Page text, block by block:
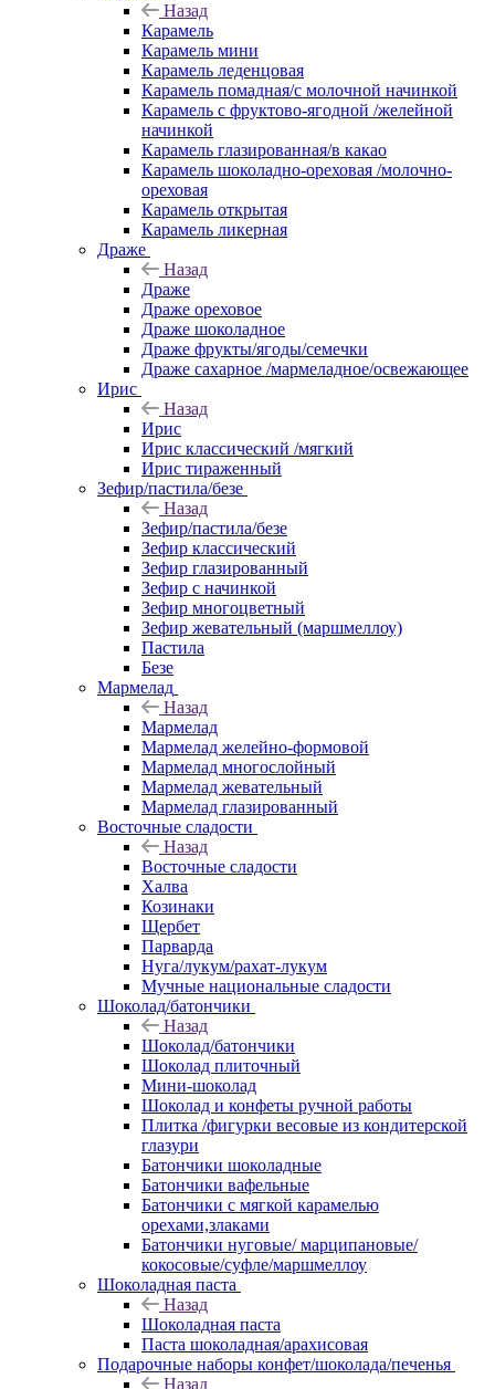
Назад
Карамель
Карамель мини
Карамель леденцовая
Карамель помадная/с молочной начинкой
Карамель с фруктово-ягодной /желейной
начинкой
Карамель глазированная/в какао
Карамель шоколадно-ореховая /молочно-
ореховая
Карамель открытая
Карамель ликерная
Драже
Назад
Драже
Драже ореховое
Драже шоколадное
Драже фрукты/ягоды/семечки
Драже сахарное /мармеладное/освежающее
Ирис
Назад
Ирис
Ирис классический /мягкий
Ирис тираженный
Зефир/пастила/безе
Назад
Зефир/пастила/безе
Зефир классический
Зефир глазированный
Зефир с начинкой
Зефир многоцветный
Зефир жевательный (маршмеллоу)
Пастила
Безе
Мармелад
Назад
Мармелад
Мармелад желейно-формовой
Мармелад многослойный
Мармелад жевательный
Мармелад глазированный
Восточные сладости
Назад
Восточные сладости
Халва
Козинаки
Щербет
Парварда
Нуга/лукум/рахат-лукум
Мучные национальные сладости
Шоколад/батончики
Назад
Шоколад/батончики
Шоколад плиточный
Мини-шоколад
Шоколад и конфеты ручной работы
Плитка /фигурки весовые из кондитерской
глазури
Батончики шоколадные
Батончики вафельные
Батончики с мягкой карамелью
орехами,злаками
Батончики нуговые/ марципановые/
кокосовые/суфле/маршмеллоу
Шоколадная паста
Назад
Шоколадная паста
Паста шоколадная/арахисовая
Подарочные наборы конфет/шоколада/печенья
Назад